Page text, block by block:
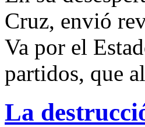
Cruz, envió
Va por el
partidos, que
La